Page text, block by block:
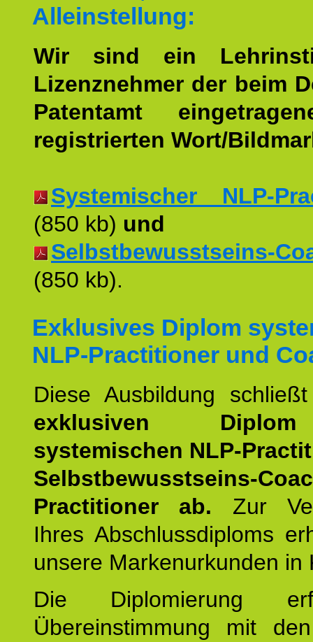
Alleinstellung:
Wir sind ein
Lizenznehmer der beim
Patentamt
registrierten Wort/
Systemischer NLP-
(850 kb) und
Selbstbewusstseins-
(850 kb).
Exklusives Diplom
NLP-Practitioner und
Diese Ausbildung
exklusiven
systemischen NLP-
Selbstbewusstseins-
Practitioner ab. Zur
Ihres Abschlussdiploms
unsere Markenurkunden in
Die Diplomierung
Übereinstimmung mit